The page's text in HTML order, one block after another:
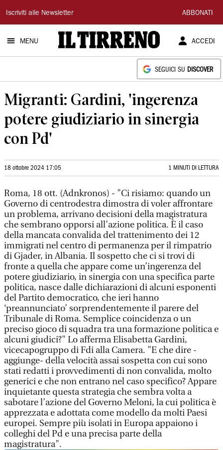
Il
Tirreno
Iscriviti alle Newsletter ABBONATI
MENU ACCEDI
SEGUICI SU DISCOVER
Migranti: Gardini, 'ingerenza
potere giudiziario in sinergia
con Pd'
18 ottobre 2024 17:05 1 MINUTI DI LETTURA
Roma, 18 ott. (Adnkronos) - "Ci risiamo: quando un
Governo di centrodestra dimostra di voler affrontare
un problema, arrivano decisioni della magistratura
che sembrano opporsi all’azione politica. È il caso
della mancata convalida del trattenimento dei 12
immigrati nel centro di permanenza per il rimpatrio
di Gjader, in Albania. Il sospetto che ci si trovi di
fronte a quella che appare come un’ingerenza del
potere giudiziario, in sinergia con una specifica parte
politica, nasce dalle dichiarazioni di alcuni esponenti
del Partito democratico, che ieri hanno
‘preannunciato’ sorprendentemente il parere del
Tribunale di Roma. Semplice coincidenza o un
preciso gioco di squadra tra una formazione politica e
alcuni giudici?" Lo afferma Elisabetta Gardini,
vicecapogruppo di Fdi alla Camera. "E che dire -
aggiunge- della velocità assai sospetta con cui sono
stati redatti i provvedimenti di non convalida, molto
generici e che non entrano nel caso specifico? Appare
inquietante questa strategia che sembra volta a
sabotare l’azione del Governo Meloni, la cui politica è
apprezzata e adottata come modello da molti Paesi
europei. Sempre più isolati in Europa appaiono i
colleghi del Pd e una precisa parte della
magistratura".